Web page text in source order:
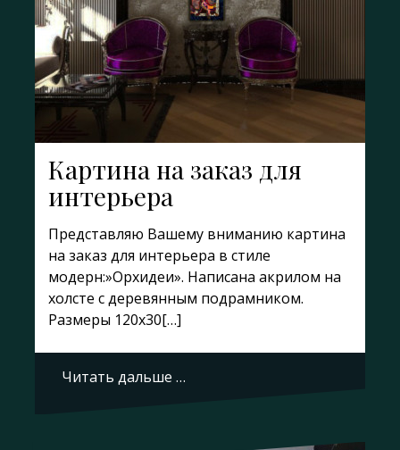
Картина на заказ для
интерьера
Представляю Вашему вниманию картина
на заказ для интерьера в стиле
модерн:»Орхидеи». Написана акрилом на
холсте с деревянным подрамником.
Размеры 120х30[…]
Читать дальше …